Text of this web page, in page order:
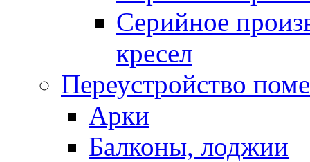
Серийное
кресел
Переустройство
Арки
Балконы, лоджии